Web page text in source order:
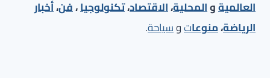
العالميةوالمحلية،الاقتصاد،تكنولوجيا،فن،أخبار
الرياضة،منوعاتوسياحة.